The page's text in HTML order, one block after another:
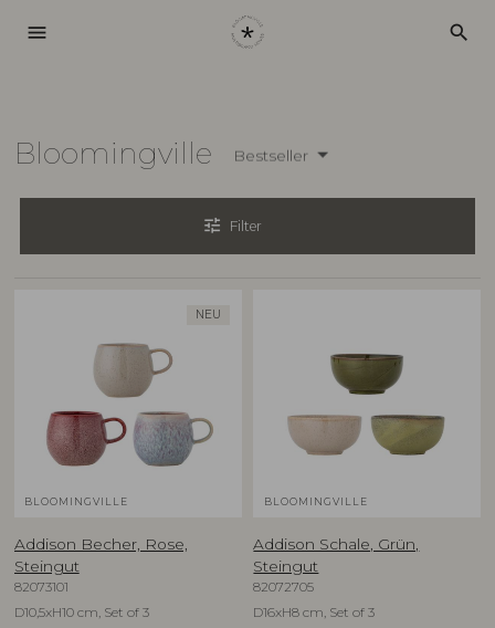
menu search
Bloomingville Bestseller
tune Filter
NEU
BLOOMINGVILLE
Addison Becher, Rose,
Steingut
82073101
D10,5xH10 cm, Set of 3
BLOOMINGVILLE
Addison Schale, Grün,
Steingut
82072705
D16xH8 cm, Set of 3